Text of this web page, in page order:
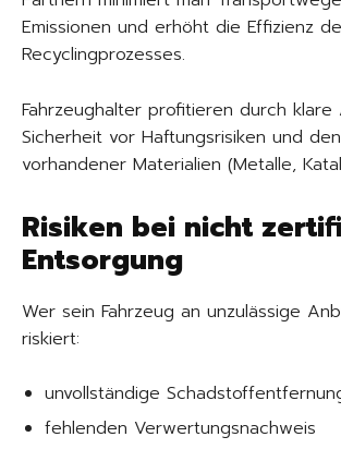
Emissionen und erhöht die Effizienz
Recyclingprozesses.
Fahrzeughalter profitieren durch klare
Sicherheit vor Haftungsrisiken und
vorhandener Materialien (Metalle,
Risiken bei nicht
Entsorgung
Wer sein Fahrzeug an unzulässige
riskiert:
unvollständige
fehlenden Verwertungsnachweis